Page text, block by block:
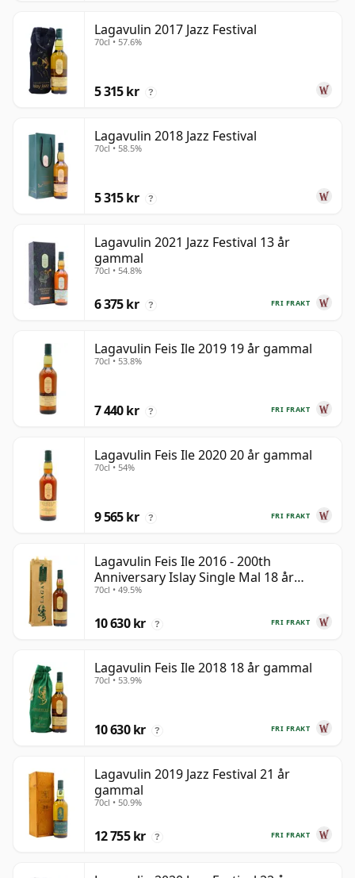
Lagavulin 2017 Jazz Festival
70cl • 57.6%
5 315 kr ?
Lagavulin 2018 Jazz Festival
70cl • 58.5%
5 315 kr ?
Lagavulin 2021 Jazz Festival 13 år
gammal
70cl • 54.8%
FRI FRAKT
6 375 kr ?
Lagavulin Feis Ile 2019 19 år gammal
70cl • 53.8%
FRI FRAKT
7 440 kr ?
Lagavulin Feis Ile 2020 20 år gammal
70cl • 54%
FRI FRAKT
9 565 kr ?
Lagavulin Feis Ile 2016 - 200th
Anniversary Islay Single Mal 18 år
gammal
70cl • 49.5%
FRI FRAKT
10 630 kr ?
Lagavulin Feis Ile 2018 18 år gammal
70cl • 53.9%
FRI FRAKT
10 630 kr ?
Lagavulin 2019 Jazz Festival 21 år
gammal
70cl • 50.9%
FRI FRAKT
12 755 kr ?